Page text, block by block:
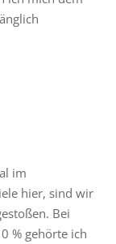
im
hier, sind wir
Bei
% gehörte ich